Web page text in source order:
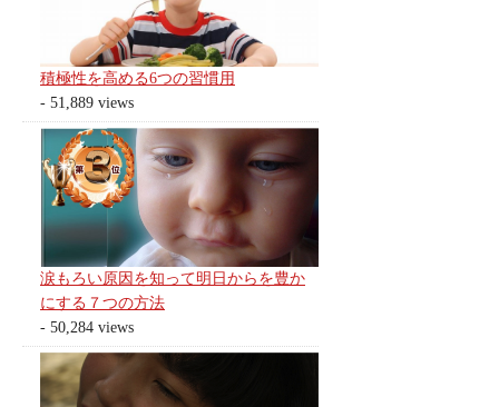
積極性を高める6つの習慣用
- 51,889 views
涙もろい原因を知って明日からを豊か
にする７つの方法
- 50,284 views